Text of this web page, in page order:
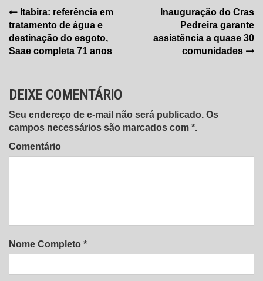
Navegação
de
Post
Itabira: referência em
tratamento de água e
destinação do esgoto,
Saae completa 71 anos
Inauguração do Cras
Pedreira garante
assistência a quase 30
comunidades
DEIXE COMENTÁRIO
Seu endereço de e-mail não será publicado. Os
campos necessários são marcados com *.
Comentário
Nome Completo *